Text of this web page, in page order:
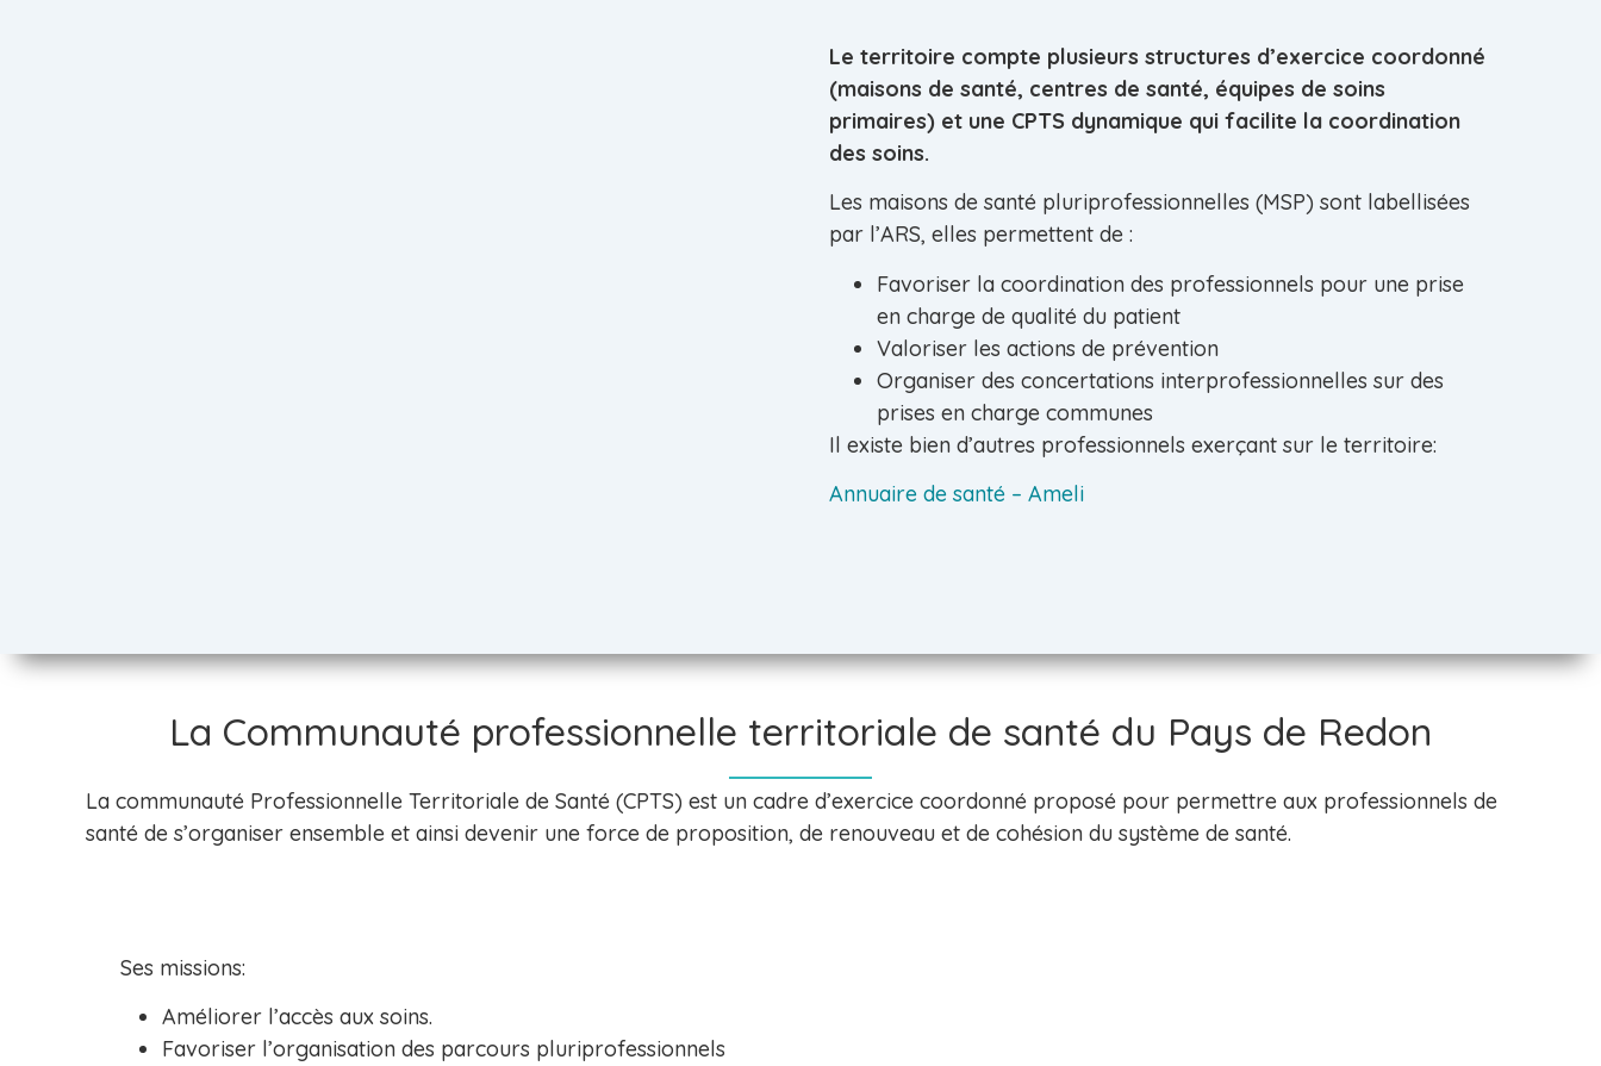
Le territoire compte plusieurs structures d’exercice coordonné
(maisons de santé, centres de santé, équipes de soins
primaires) et une CPTS dynamique qui facilite la coordination
des soins.
Les maisons de santé pluriprofessionnelles (MSP) sont labellisées
par l’ARS, elles permettent de :
Favoriser la coordination des professionnels pour une prise
en charge de qualité du patient
Valoriser les actions de prévention
Organiser des concertations interprofessionnelles sur des
prises en charge communes
Il existe bien d’autres professionnels exerçant sur le territoire:
Annuaire de santé – Ameli
La Communauté professionnelle territoriale de santé du Pays de Redon
La communauté Professionnelle Territoriale de Santé (CPTS) est un cadre d’exercice coordonné proposé pour permettre aux professionnels de
santé de s’organiser ensemble et ainsi devenir une force de proposition, de renouveau et de cohésion du système de santé.
Ses missions:
Améliorer l’accès aux soins.
Favoriser l’organisation des parcours pluriprofessionnels